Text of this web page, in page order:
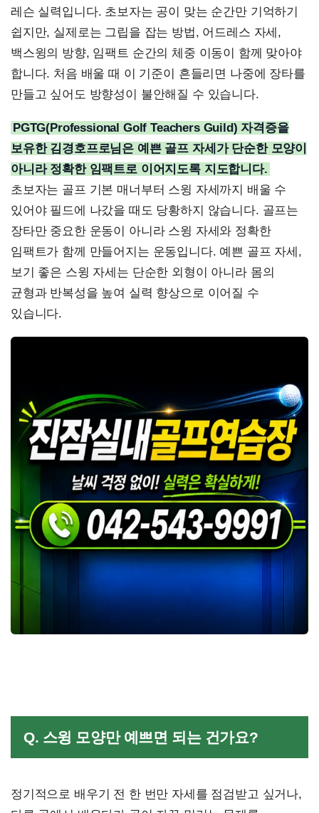
레슨 실력입니다. 초보자는 공이 맞는 순간만 기억하기
쉽지만, 실제로는 그립을 잡는 방법, 어드레스 자세,
백스윙의 방향, 임팩트 순간의 체중 이동이 함께 맞아야
합니다. 처음 배울 때 이 기준이 흔들리면 나중에 장타를
만들고 싶어도 방향성이 불안해질 수 있습니다.
PGTG(Professional Golf Teachers Guild) 자격증을
보유한 김경호프로님은 예쁜 골프 자세가 단순한 모양이
아니라 정확한 임팩트로 이어지도록 지도합니다.
초보자는 골프 기본 매너부터 스윙 자세까지 배울 수
있어야 필드에 나갔을 때도 당황하지 않습니다. 골프는
장타만 중요한 운동이 아니라 스윙 자세와 정확한
임팩트가 함께 만들어지는 운동입니다. 예쁜 골프 자세,
보기 좋은 스윙 자세는 단순한 외형이 아니라 몸의
균형과 반복성을 높여 실력 향상으로 이어질 수
있습니다.
Q. 스윙 모양만 예쁘면 되는 건가요?
정기적으로 배우기 전 한 번만 자세를 점검받고 싶거나,